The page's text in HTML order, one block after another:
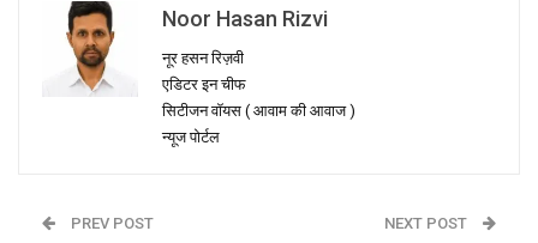
Noor Hasan Rizvi
नूर हसन रिज़वी
एडिटर इन चीफ
सिटीजन वॉयस ( आवाम की आवाज )
न्यूज पोर्टल
PREV POST NEXT POST